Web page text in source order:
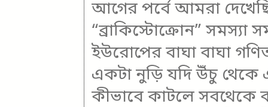
আগের পর্বে আমরা
“ব্রাকিস্টোক্রোন” সমস্যা
ইউরোপের বাঘা বাঘা
একটা নুড়ি যদি উঁচু থেকে
কীভাবে কাটলে সবথেকে